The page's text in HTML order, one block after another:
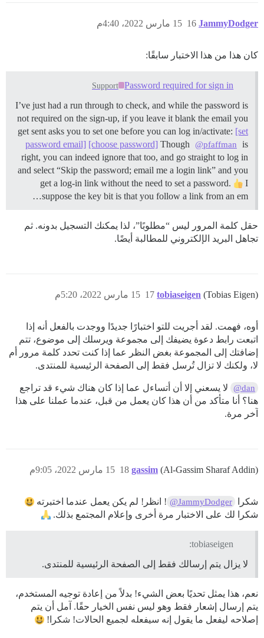
JammyDodger 15 مارس 2022، 4:40م 16
كان هذا من هذا الاختبار سابقًا:
Password required for sign in
Support
I’ve just had a run through to check, and while the password is
not required on the sign-up, if you leave it blank the email you
get sent asks you to set one before you can log in/activate: [set
password email] [choose password] Though @pfaffman
is
right, you can indeed ignore that too, and go straight to log in
and select “Skip the password; email me a login link” and you
get a log-in link without the need to set a password.
I
suppose the key bit is that you follow a link from an em…
حقل كلمة المرور ليس “مطلوبًا”، لذا يمكنك التسجيل بدونه. ثم
تجاهل البريد الإلكتروني للمطالبة أيضًا.
tobiaseigen (Tobias Eigen) 15 مارس 2022، 5:20م 17
أوه، فهمت. لقد أجريت للتو اختبارًا جديدًا ووجدت بالفعل أنه إذا
اتبعت رابط دعوة يضيفك إلى مجموعة ويرسلك إلى موضوع، تتم
إضافتك إلى المجموعة بغض النظر عما إذا كنت تحدد كلمة مرور أم
لا، ولكنك لا تزال تُرسل فقط إلى الصفحة الرئيسية للمنتدى.
@dan
لا يسعني إلا أن أتساءل عما إذا كان هناك شيء قد تراجع
هنا؟ أنا متأكد من أن هذا كان يعمل من قبل، عندما عملنا على هذا
آخر مرة.
gassim (Al-Gassim Sharaf Addin) 15 مارس 2022، 9:05م 18
شكرا @JammyDodger ! انظر! لم يكن يعمل عندما اختبرته
شكرا لك على الاختبار مرة أخرى وإعلام المجتمع بذلك.
tobiaseigen:
لا يزال يتم إرسالك فقط إلى الصفحة الرئيسية للمنتدى.
نعم، هذا يمثل تحديًا بعض الشيء! بدلاً من إعادة توجيه المستخدم،
يتم إرسال إشعار فقط وهو ليس نفس الخيار حقًا. آمل أن يتم
إصلاحه ليفعل ما يقول إنه سيفعله لجميع الحالات! شكرا!